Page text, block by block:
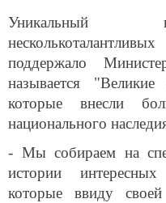
Уникальный
поддержало
называется
которые внесли
национального
- Мы собираем на
истории
которые ввиду